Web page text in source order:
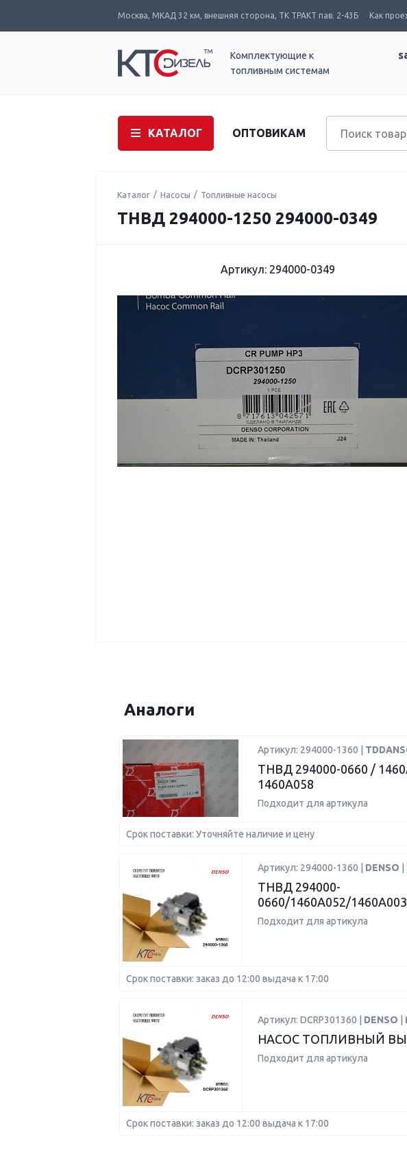
Москва, МКАД 32 км, внешняя сторона, ТК ТРАКТ пав. 2-43Б Как
Комплектующие к
топливным системам
КАТАЛОГ ОПТОВИКАМ
Каталог Насосы Топливные насосы
ТНВД 294000-1250 294000-0349
Артикул: 294000-0349
Аналоги
Артикул: 294000-1360 |
ТНВД 294000-0660 /
1460A058
Подходит для артикула
Срок поставки: Уточняйте наличие и цену
Артикул: 294000-1360 | DENSO
ТНВД 294000-
0660/1460A052/
Подходит для артикула
Срок поставки: заказ до 12:00 выдача к 17:00
Артикул: DCRP301360 | DENSO
НАСОС ТОПЛИВНЫЙ
Подходит для артикула
Срок поставки: заказ до 12:00 выдача к 17:00